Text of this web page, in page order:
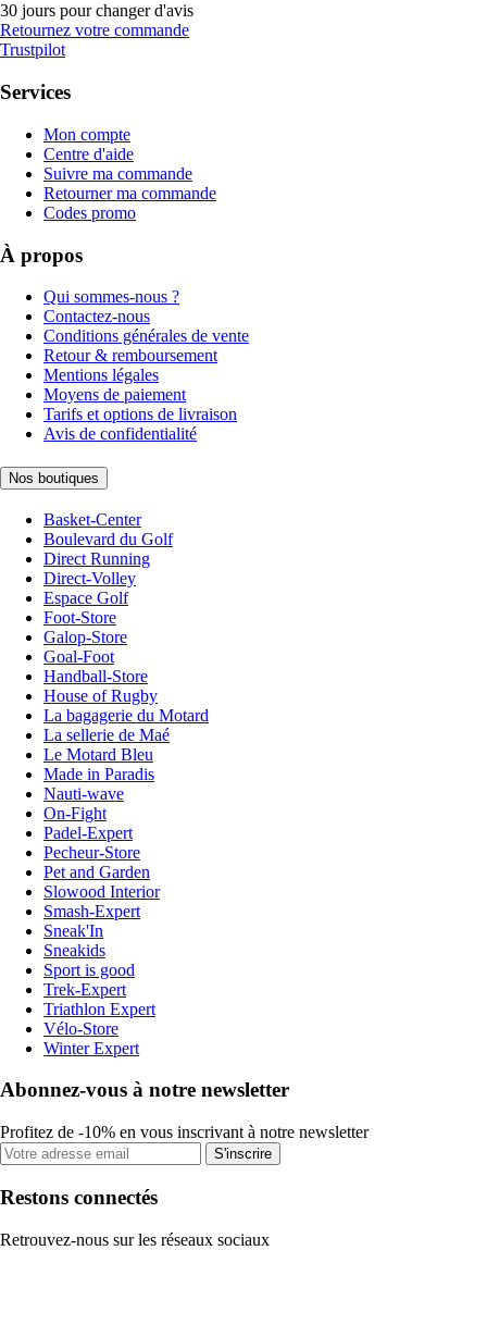
30 jours pour changer d'avis
Retournez votre commande
Trustpilot
Services
Mon compte
Centre d'aide
Suivre ma commande
Retourner ma commande
Codes promo
À propos
Qui sommes-nous ?
Contactez-nous
Conditions générales de vente
Retour & remboursement
Mentions légales
Moyens de paiement
Tarifs et options de livraison
Avis de confidentialité
Nos boutiques
Basket-Center
Boulevard du Golf
Direct Running
Direct-Volley
Espace Golf
Foot-Store
Galop-Store
Goal-Foot
Handball-Store
House of Rugby
La bagagerie du Motard
La sellerie de Maé
Le Motard Bleu
Made in Paradis
Nauti-wave
On-Fight
Padel-Expert
Pecheur-Store
Pet and Garden
Slowood Interior
Smash-Expert
Sneak'In
Sneakids
Sport is good
Trek-Expert
Triathlon Expert
Vélo-Store
Winter Expert
Abonnez-vous à notre newsletter
Profitez de -10% en vous inscrivant à notre newsletter
S'inscrire
Restons connectés
Retrouvez-nous sur les réseaux sociaux